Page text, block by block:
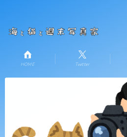
MENU
HOME
新着記事一覧
HOME Twitter